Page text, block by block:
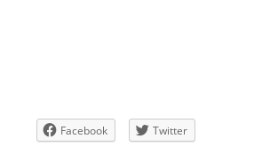
Facebook Twitter